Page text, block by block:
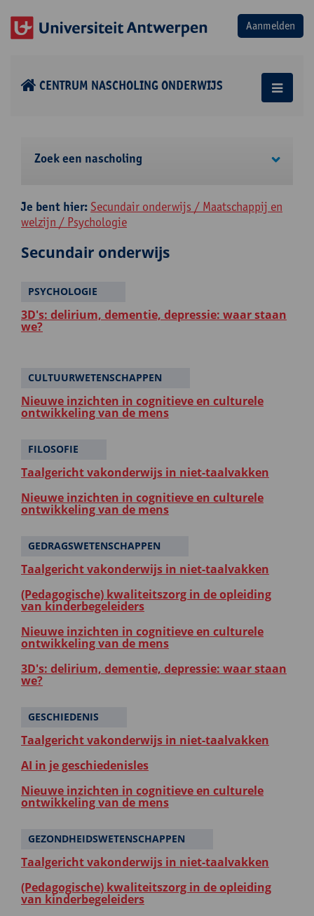
CENTRUM NASCHOLING ONDERWIJS
Zoek een nascholing
Je bent hier: Secundair onderwijs / Maatschappij en
welzijn / Psychologie
Secundair onderwijs
PSYCHOLOGIE
3D's: delirium, dementie, depressie: waar staan
we?
CULTUURWETENSCHAPPEN
Nieuwe inzichten in cognitieve en culturele
ontwikkeling van de mens
FILOSOFIE
Taalgericht vakonderwijs in niet-taalvakken
Nieuwe inzichten in cognitieve en culturele
ontwikkeling van de mens
GEDRAGSWETENSCHAPPEN
Taalgericht vakonderwijs in niet-taalvakken
(Pedagogische) kwaliteitszorg in de opleiding
van kinderbegeleiders
Nieuwe inzichten in cognitieve en culturele
ontwikkeling van de mens
3D's: delirium, dementie, depressie: waar staan
we?
GESCHIEDENIS
Taalgericht vakonderwijs in niet-taalvakken
AI in je geschiedenisles
Nieuwe inzichten in cognitieve en culturele
ontwikkeling van de mens
GEZONDHEIDSWETENSCHAPPEN
Taalgericht vakonderwijs in niet-taalvakken
(Pedagogische) kwaliteitszorg in de opleiding
van kinderbegeleiders